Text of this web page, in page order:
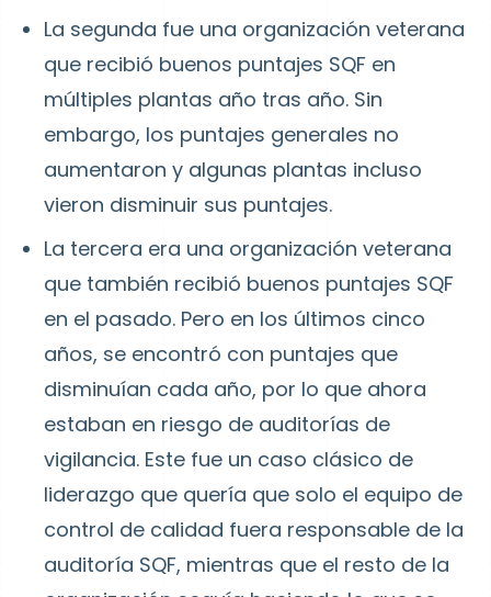
La segunda fue una organización veterana
que recibió buenos puntajes SQF en
múltiples plantas año tras año. Sin
embargo, los puntajes generales no
aumentaron y algunas plantas incluso
vieron disminuir sus puntajes.
La tercera era una organización veterana
que también recibió buenos puntajes SQF
en el pasado. Pero en los últimos cinco
años, se encontró con puntajes que
disminuían cada año, por lo que ahora
estaban en riesgo de auditorías de
vigilancia. Este fue un caso clásico de
liderazgo que quería que solo el equipo de
control de calidad fuera responsable de la
auditoría SQF, mientras que el resto de la